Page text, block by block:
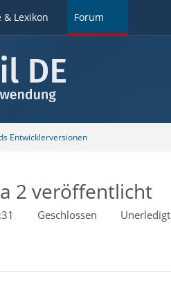
& Lexikon Forum
Entwicklerversionen
2 veröffentlicht
Geschlossen Unerledigt